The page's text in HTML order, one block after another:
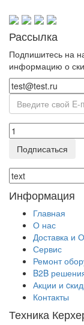
Рассылка
Подпишитесь на
информацию о
Подписаться
Информация
Главная
О нас
Доставка и
Сервис
Ремонт
B2B
Акции и
Контакты
Техника